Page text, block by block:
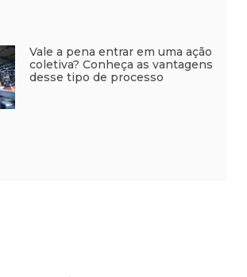
Vale a pena entrar em uma ação
coletiva? Conheça as vantagens
desse tipo de processo